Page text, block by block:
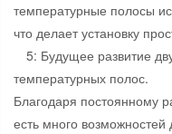
температурные полосы
что делает установку
5: Будущее развитие
температурных полос.
Благодаря постоянному
есть много